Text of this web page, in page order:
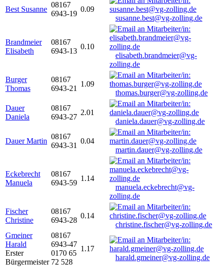
Best Susanne
08167
6943-19
0.09
susanne.best@vg-zolling.de
Brandmeier
Elisabeth
08167
6943-13
0.10
elisabeth.brandmeier@vg-
zolling.de
Burger
Thomas
08167
6943-21
1.09
thomas.burger@vg-zolling.de
Dauer
Daniela
08167
6943-27
2.01
daniela.dauer@vg-zolling.de
Dauer Martin
08167
6943-31
0.04
martin.dauer@vg-zolling.de
Eckebrecht
Manuela
08167
6943-59
1.14
manuela.eckebrecht@vg-
zolling.de
Fischer
Christine
08167
6943-28
0.14
christine.fischer@vg-zolling.de
Gmeiner
Harald
Erster
Bürgermeister
08167
6943-47
0170 65
72 528
1.17
harald.gmeiner@vg-zolling.de